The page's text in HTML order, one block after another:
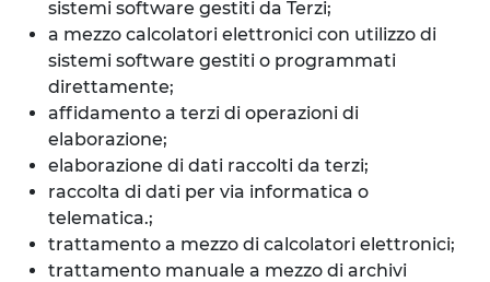
sistemi software gestiti da Terzi;
a mezzo calcolatori elettronici con utilizzo di
sistemi software gestiti o programmati
direttamente;
affidamento a terzi di operazioni di
elaborazione;
elaborazione di dati raccolti da terzi;
raccolta di dati per via informatica o
telematica.;
trattamento a mezzo di calcolatori elettronici;
trattamento manuale a mezzo di archivi